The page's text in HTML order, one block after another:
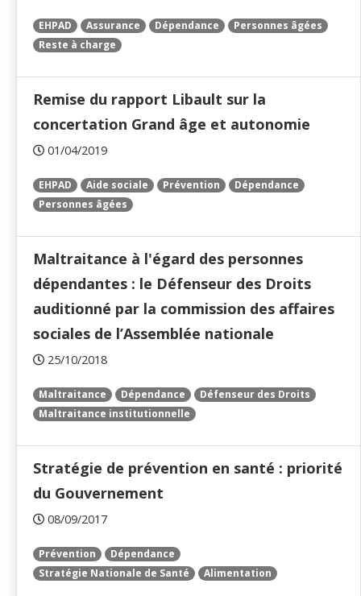
EHPAD Assurance Dépendance
Personnes âgées
Reste à charge
Remise du rapport Libault sur la
concertation Grand âge et autonomie
01/04/2019
EHPAD Aide sociale Prévention
Dépendance
Personnes âgées
Maltraitance à l'égard des personnes
dépendantes : le Défenseur des Droits
auditionné par la commission des affaires
sociales de l’Assemblée nationale
25/10/2018
Maltraitance Dépendance
Défenseur des Droits
Maltraitance institutionnelle
Stratégie de prévention en santé : priorité
du Gouvernement
08/09/2017
Prévention
Dépendance
Stratégie Nationale de Santé
Alimentation